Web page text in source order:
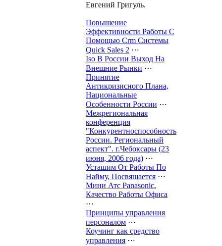
Евгений Григуль.
Повышение
Эффективности Работы С
Помощью Crm Системы
Quick Sales 2 ⋯
Iso В России Выход На
Внешние Рынки ⋯
Принятие
Антикризисного Плана,
Национальные
Особенности России ⋯
Межрегиональная
конференция
"Конкурентноспособность
России. Региональный
аспект". г.Чебоксары (23
июня, 2006 года) ⋯
Усташим От Работы По
Найму, Посвящается ⋯
Мини Атс Panasonic.
Качество Работы Офиса
⋯
Принципы управления
персоналом ⋯
Коучинг как средство
управления ⋯